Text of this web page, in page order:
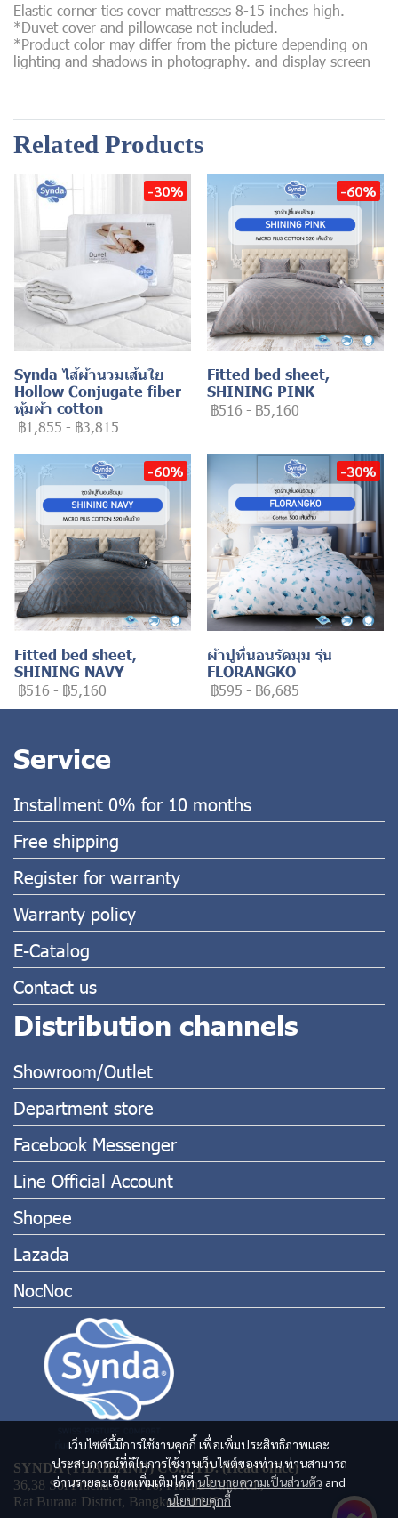
Elastic corner ties cover mattresses 8-15 inches high.
*Duvet cover and pillowcase not included.
*Product color may differ from the picture depending on
lighting and shadows in photography. and display screen
Related Products
-30%
Synda ไส้ผ้านวมเส้นใย
Hollow Conjugate fiber
หุ้มผ้า cotton
฿1,855 - ฿3,815
-60%
Fitted bed sheet,
SHINING PINK
฿516 - ฿5,160
-60%
Fitted bed sheet,
SHINING NAVY
฿516 - ฿5,160
-30%
ผ้าปูที่นอนรัดมุม รุ่น
FLORANGKO
฿595 - ฿6,685
เว็บไซต์นี้มีการใช้งานคุกกี้ เพื่อเพิ่มประสิทธิภาพและ
ประสบการณ์ที่ดีในการใช้งานเว็บไซต์ของท่าน ท่านสามารถ
อ่านรายละเอียดเพิ่มเติมได้ที่นโยบายความเป็นส่วนตัว and
นโยบายคุกกี้
Service
Installment 0% for 10 months
Free shipping
Register for warranty
Warranty policy
E-Catalog
Contact us
Distribution channels
Showroom/Outlet
Department store
Facebook Messenger
Line Official Account
Shopee
Lazada
NocNoc
SYNDA (THAILAND) CO.,LTD. (Head office)
36,38 Soi Pracha Uthit 16, Pracha Uthit Rd.,
Rat Burana District, Bangkok 10140